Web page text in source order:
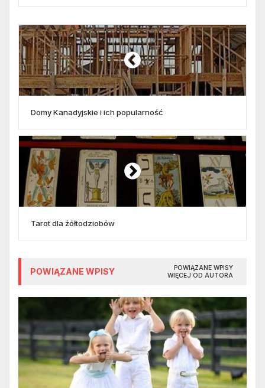
Domy Kanadyjskie i ich popularność
Tarot dla żółtodziobów
POWIĄZANE WPISY
POWIĄZANE WPISY
WIĘCEJ OD AUTORA